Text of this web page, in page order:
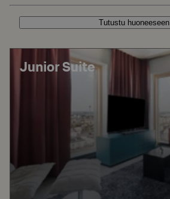
Tutustu huoneeseen
Junior Suite